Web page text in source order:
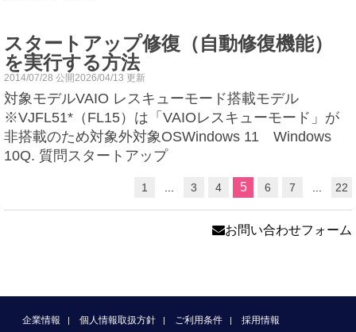
スタートアップ修復（自動修復機能）
を実行する方法
2014/07/28 公開2026/04/13 更新
対象モデルVAIO レスキューモード搭載モデル
※VJFL51*（FL15）は「VAIOレスキューモード」が
非搭載のため対象外対象OSWindows 11 Windows
10Q. 質問スタートアップ
1 3 4 5 6 7 22
お問い合わせフォーム
企業情報 個人情報取扱方針 ご利用条件 採用情報